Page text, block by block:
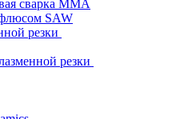
сварка MMA
SAW
резки
резки